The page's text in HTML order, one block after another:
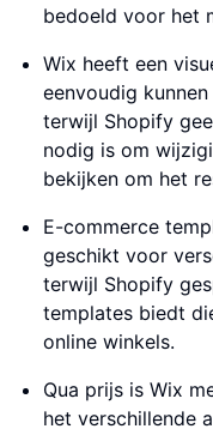
bedoeld voor het
Wix heeft een
eenvoudig
terwijl Shopify
nodig is om
bekijken om het
E-commerce
geschikt voor
terwijl Shopify
templates biedt
online winkels.
Qua prijs is Wix
het verschillende